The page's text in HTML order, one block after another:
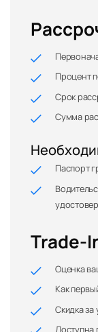
Процент
Срок
Сумма
Паспорт
Trade-
Оценка
Как
Скидка за
Доступна